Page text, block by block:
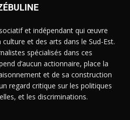
et indépendant qui œuvre
et des arts dans le Sud-Est.
spécialisés dans ces
d’aucun actionnaire, place la
et de sa construction
regard critique sur les politiques
et les discriminations.